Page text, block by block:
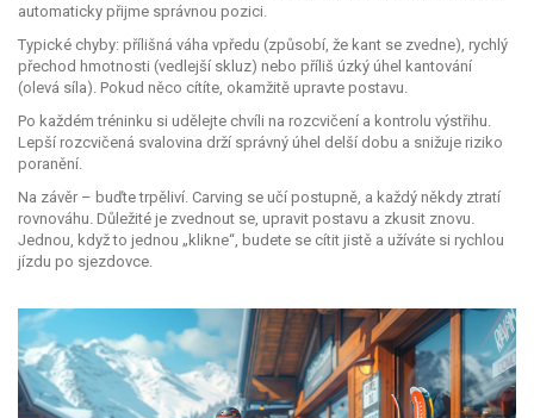
automaticky přijme správnou pozici.
Typické chyby: přílišná váha vpředu (způsobí, že kant se zvedne), rychlý
přechod hmotnosti (vedlejší skluz) nebo příliš úzký úhel kantování
(olevá síla). Pokud něco cítíte, okamžitě upravte postavu.
Po každém tréninku si udělejte chvíli na rozcvičení a kontrolu výstřihu.
Lepší rozcvičená svalovina drží správný úhel delší dobu a snižuje riziko
poranění.
Na závěr – buďte trpěliví. Carving se učí postupně, a každý někdy ztratí
rovnováhu. Důležité je zvednout se, upravit postavu a zkusit znovu.
Jednou, když to jednou „klikne“, budete se cítit jistě a užíváte si rychlou
jízdu po sjezdovce.